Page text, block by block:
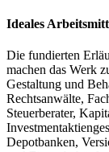
Ideales
Die fundierten
machen das Werk
Gestaltung und
Rechtsanwälte,
Steuerberater,
Depotbanken,